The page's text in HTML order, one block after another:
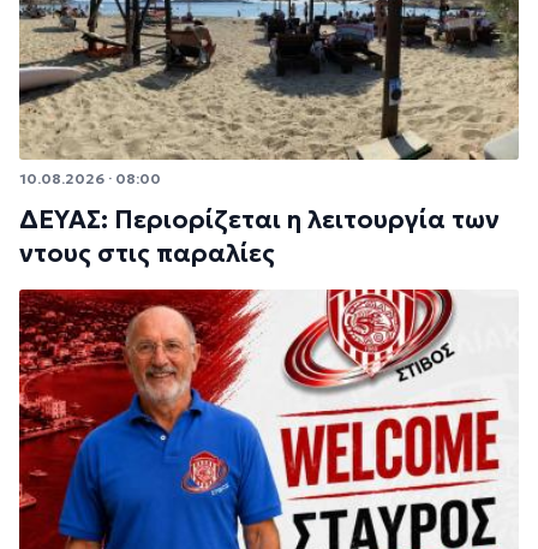
10.08.2026 · 08:00
ΔΕΥΑΣ: Περιορίζεται η λειτουργία των
ντους στις παραλίες